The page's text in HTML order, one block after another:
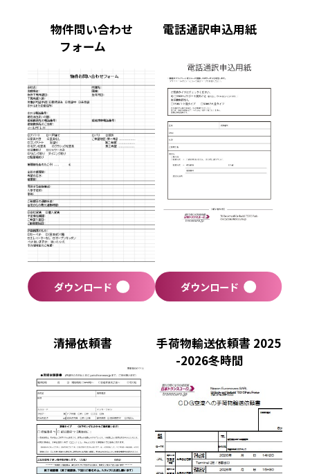
物件問い合わせ
フォーム
ダウンロード
電話通訳申込用紙
ダウンロード
清掃依頼書
手荷物輸送依頼書 2025
-2026冬時間